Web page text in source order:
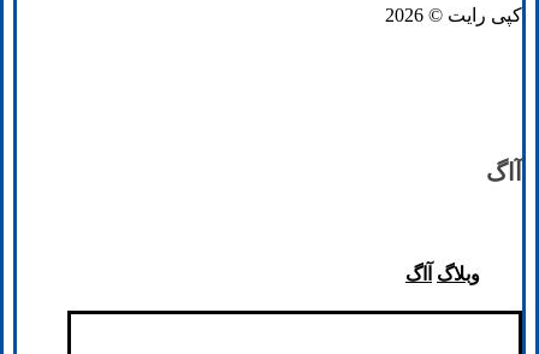
کپی رایت © 2026
آاگ
وبلاگ آاگ